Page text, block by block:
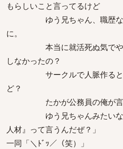
もらしいこと言ってるけど
ゆう兄ちゃん、職歴な
に。
本当に就活死ぬ気でやっ
しなかったの？
サークルで人脈作るとか
ど？
たかが公務員の俺が言う
ゆう兄ちゃんみたいなの
人材』って言うんだぜ？」
一同「＼ﾄﾞｯ／（笑）」